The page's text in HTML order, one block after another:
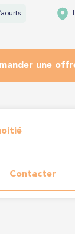
une
Contacter